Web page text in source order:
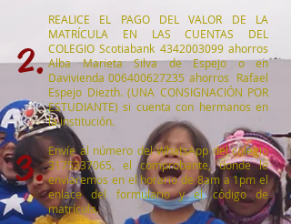
REALICE EL PAGO DEL VALOR DE LA
MATRÍCULA EN LAS CUENTAS DEL
COLEGIO Scotiabank 4342003099ahorros
Alba Marieta Silva de Espejo o en
Davivienda006400627235 ahorros Rafael
Espejo Diezth. (UNA CONSIGNACIÓN POR
ESTUDIANTE) si cuenta con hermanos en
la institución.
Envíe al número del WhatsApp del colegio
3175337065 , el comprobante, donde le
enviaremos en el horario de 8am a 1pm el
enlace del formulario y el código de
matrícula.
2.
3.